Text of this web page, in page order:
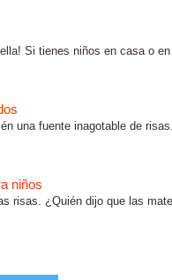
Si tienes niños en casa o
una fuente inagotable de
niños
risas. ¿Quién dijo que las